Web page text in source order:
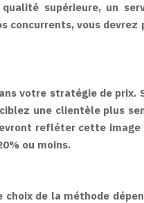
supérieure, un
concurrents, vous
votre stratégie de prix.
une clientèle plus
refléter cette image
ou moins.
de la méthode